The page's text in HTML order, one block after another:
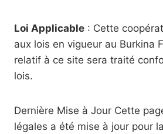
Loi Applicable : Cette
aux lois en vigueur au Burkina
relatif à ce site sera traité
lois.
Dernière Mise à Jour Cette
légales a été mise à jour pour